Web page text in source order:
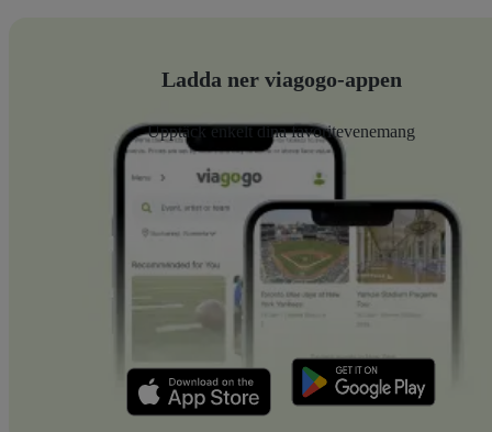
Ladda ner viagogo-appen
Upptäck enkelt dina favoritevenemang